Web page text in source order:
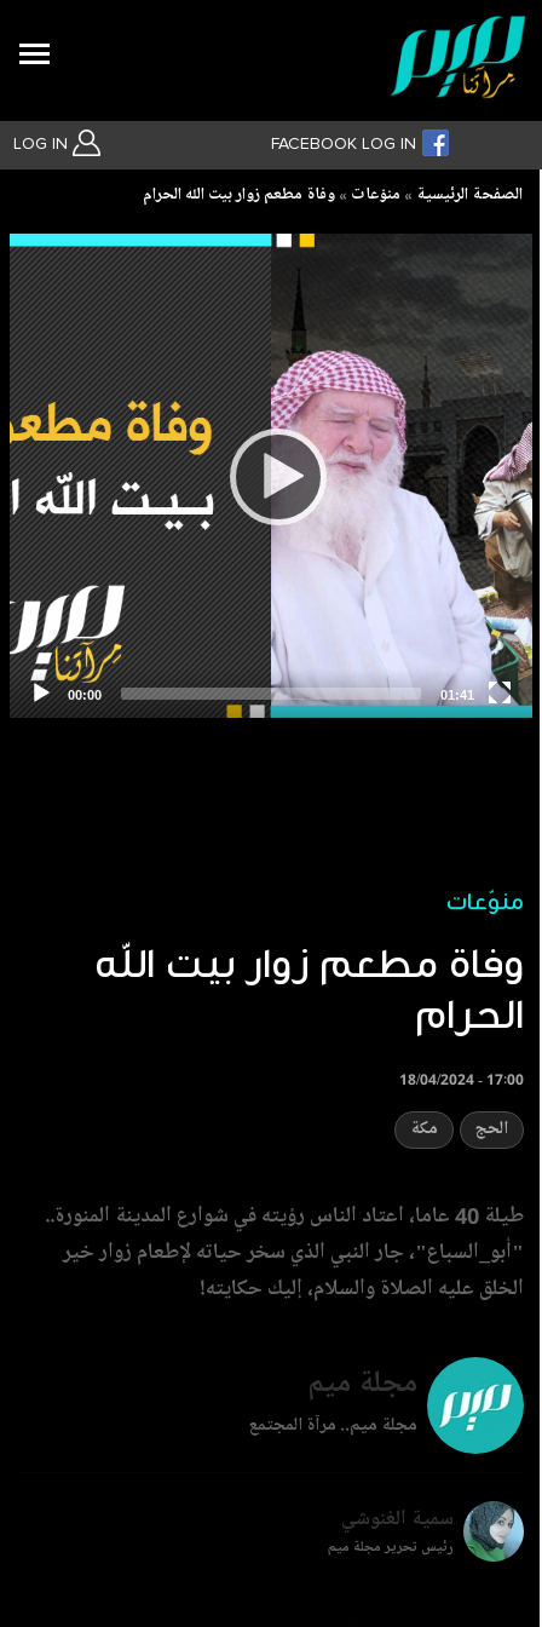
LOG IN FACEBOOK LOG IN
بحث متقدم
Breadcrumb
الصفحة الرئيسية منوّعات وفاة مطعم زوار بيت الله الحرام
منوّعات
وفاة مطعم زوار بيت الله
الحرام
18/04/2024 - 17:00
الحج مكة
طيلة 40 عاما، اعتاد الناس رؤيته في شوارع المدينة المنورة..
"أبو_السباع"، جار النبي الذي سخر حياته لإطعام زوار خير
الخلق عليه الصلاة والسلام، إليك حكايته!
مجلة ميم
مجلة ميم.. مرآة المجتمع
سمية الغنوشي
رئيس تحرير مجلة ميم